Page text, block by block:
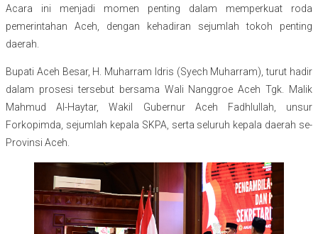
Acara ini menjadi momen penting dalam memperkuat roda
pemerintahan Aceh, dengan kehadiran sejumlah tokoh penting
daerah.
Bupati Aceh Besar, H. Muharram Idris (Syech Muharram), turut hadir
dalam prosesi tersebut bersama Wali Nanggroe Aceh Tgk. Malik
Mahmud Al-Haytar, Wakil Gubernur Aceh Fadhlullah, unsur
Forkopimda, sejumlah kepala SKPA, serta seluruh kepala daerah se-
Provinsi Aceh.